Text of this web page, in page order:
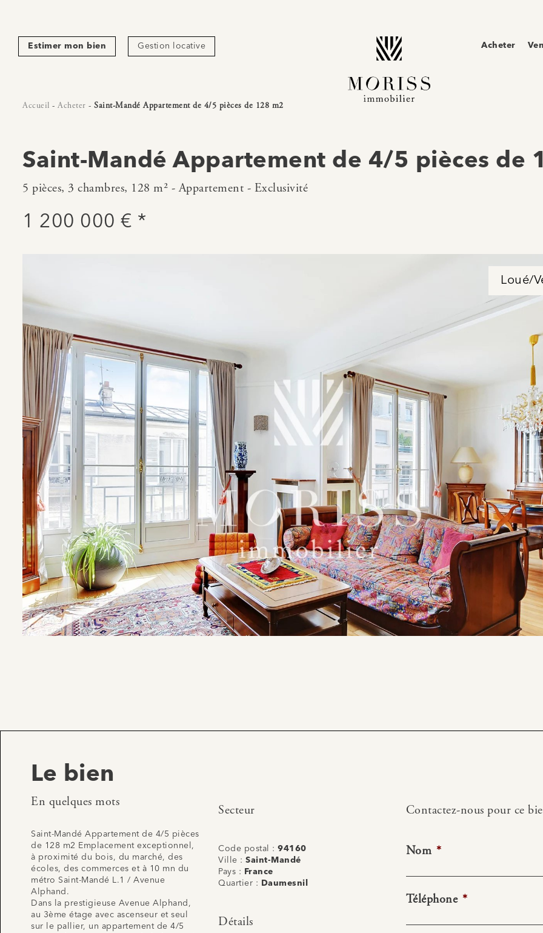
Estimer mon bien Gestion locative Acheter
Accueil - Acheter - Saint-Mandé Appartement de 4/5 pièces de 128 m2
Saint-Mandé Appartement de 4/5 pièces de
5 pièces, 3 chambres, 128 m² - Appartement - Exclusivité
1 200 000 € *
Loué/
Le bien
En quelques mots
Saint-Mandé Appartement de 4/5 pièces
de 128 m2 Emplacement exceptionnel,
à proximité du bois, du marché, des
écoles, des commerces et à 10 mn du
métro Saint-Mandé L.1 / Avenue
Alphand.
Dans la prestigieuse Avenue Alphand,
au 3ème étage avec ascenseur et seul
sur le pallier, un appartement de 4/5
Secteur
Code postal :94160
Ville :Saint-Mandé
Pays :
France
Quartier :
Daumesnil
Détails
Contactez-nous pour ce
Nom *
Téléphone *